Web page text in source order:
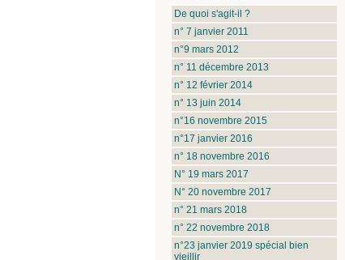
De quoi s'agit-il ?
n° 7 janvier 2011
n°9 mars 2012
n° 11 décembre 2013
n° 12 février 2014
n° 13 juin 2014
n°16 novembre 2015
n°17 janvier 2016
n° 18 novembre 2016
N° 19 mars 2017
N° 20 novembre 2017
n° 21 mars 2018
n° 22 novembre 2018
n°23 janvier 2019 spécial bien
vieillir